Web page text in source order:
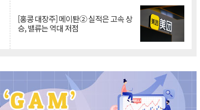
[홍콩 대장주] 메이퇀② 실적은 고속 상
승, 밸류는 역대 저점